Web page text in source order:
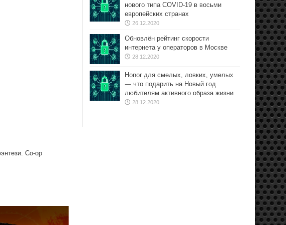
Co-op
нового типа COVID-19 в восьми
европейских странах
26.12.2020
Обновлён рейтинг скорости
интернета у операторов в Москве
28.12.2020
Honor для смелых, ловких, умелых
— что подарить на Новый год
любителям активного образа жизни
28.12.2020